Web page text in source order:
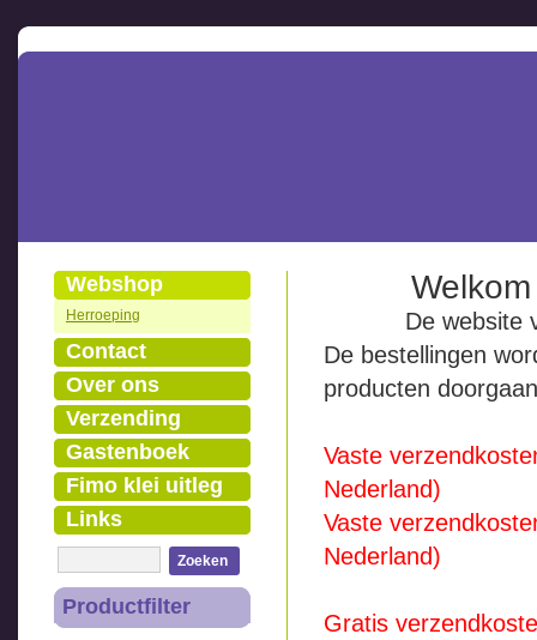
Webshop
Herroeping
Contact
Over ons
Verzending
Gastenboek
Fimo klei uitleg
Links
Zoeken
Productfilter
De website
De bestellingen
producten
Vaste
Nederland)
Vaste
Nederland)
Gratis